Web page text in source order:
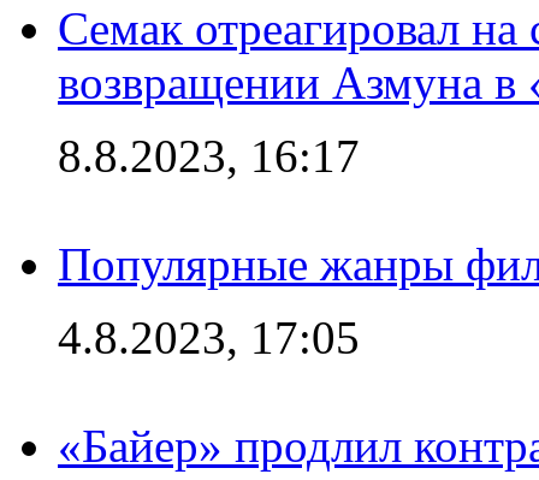
Семак отреагировал
возвращении Азмуна в
8.8.2023, 16:17
Популярные жанры
4.8.2023, 17:05
«Байер» продлил